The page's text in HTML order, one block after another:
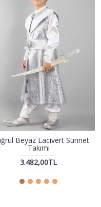
Beyaz Lacivert Sünnet
Takımı
3.482,00TL